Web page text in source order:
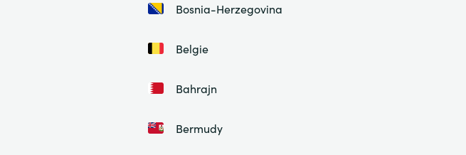
Bosnia-Herzegovina
Belgie
Bahrajn
Bermudy